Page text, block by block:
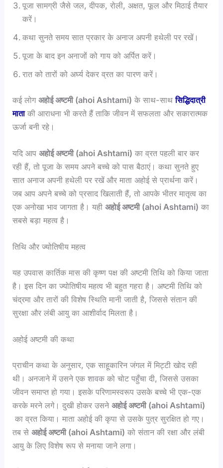
पूजा सामग्री जैसे जल, दीपक, रोली, अक्षत, फूल और मिठाई तैयार
करें।
कथा सुनते समय सात प्रकार के अनाज अपनी हथेली पर रखें।
पूजा के बाद इन अनाजों को गाय को अर्पित करें।
रात को तारों को अर्घ्य देकर व्रत का पारण करें।
कई लोगअहोईअष्टमी (ahoi Ashtami) के साथ-साथसिद्धिदात्री
माताकी आराधना भी करते हैं ताकि जीवन में सफलता और सकारात्मक
ऊर्जा बनी रहे।
यदि आपअहोईअष्टमी (ahoi Ashtami) का व्रत पहली बार कर
रही हैं, तो पूजा के समय अपने बच्चे को पास बैठाएं। कथा सुनते हुए
सात अनाज अपनी हथेली पर रखें और माता अहोई से प्रार्थना करें।
जब आप अपने बच्चे को प्रसाद खिलाती हैं, तो आपके भीतर मातृत्व का
एक अनोखा भाव जागता है। यहीअहोईअष्टमी (ahoi Ashtami) का
सबसे बड़ा महत्व है।
तिथि और ज्योतिषीय महत्व
यह उपवास कार्तिक मास की कृष्ण पक्ष की अष्टमी तिथि को किया जाता
है। इस दिन का ज्योतिषीय महत्व भी बहुत गहरा है। अष्टमी तिथि को
चंद्रमा और तारों की विशेष स्थिति मानी जाती है, जिससे संतान की
सुरक्षा और लंबी आयु का आशीर्वाद मिलता है।
अहोई अष्टमी की कथा
प्राचीन कथा के अनुसार, एक साहूकारिन जंगल में मिट्टी खोद रही
थी। अनजाने में उसने एक शावक को चोट पहुँचा दी, जिससे उसका
जीवन समाप्त हो गया। इसके परिणामस्वरूप उसके बच्चे भी एक-एक
करके मरने लगे। दुखी होकर उसनेअहोईअष्टमी (ahoi Ashtami)
का व्रत किया। माता अहोई की कृपा से उसके पुत्र सुरक्षित हो गए।
तब सेअहोईअष्टमी (ahoi Ashtami) को संतान की रक्षा और लंबी
आयु के लिए विशेष रूप से मनाया जाने लगा।